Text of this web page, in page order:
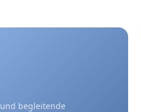
begleitende